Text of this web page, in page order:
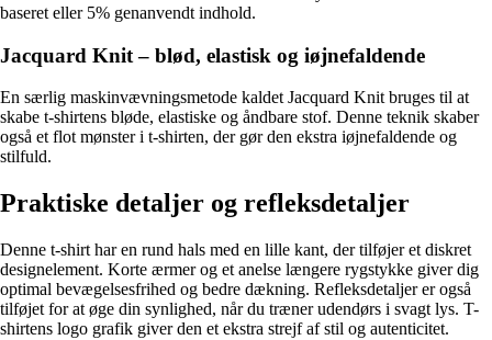
baseret eller 5% genanvendt indhold.
Jacquard Knit – blød, elastisk og iøjnefaldende
En særlig maskinvævningsmetode kaldet Jacquard Knit bruges til at
skabe t-shirtens bløde, elastiske og åndbare stof. Denne teknik skaber
også et flot mønster i t-shirten, der gør den ekstra iøjnefaldende og
stilfuld.
Praktiske detaljer og refleksdetaljer
Denne t-shirt har en rund hals med en lille kant, der tilføjer et diskret
designelement. Korte ærmer og et anelse længere rygstykke giver dig
optimal bevægelsesfrihed og bedre dækning. Refleksdetaljer er også
tilføjet for at øge din synlighed, når du træner udendørs i svagt lys. T-
shirtens logo grafik giver den et ekstra strejf af stil og autenticitet.